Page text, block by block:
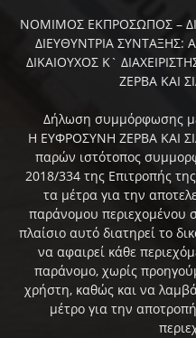
ΝΟΜΙΜΟΣ ΕΚΠΡΟΣΩΠΟΣ –
ΔΙΕΥΘΥΝΤΡΙΑ
ΔΙΚΑΙΟΥΧΟΣ Κ`
ΖΕΡΒΑ ΚΑΙ
Δήλωση συμμόρφωσης
Η ΕΥΦΡΟΣΥΝΗ ΖΕΡΒΑ ΚΑΙ
παρών ιστότοπος
2018/334 της Επιτροπής
τα μέτρα για την
παράνομου περιεχομένου
πλαίσιο αυτό διατηρεί το
να αφαιρεί κάθε
παράνομο, χωρίς
χρήστη, καθώς και να
μέτρο για την